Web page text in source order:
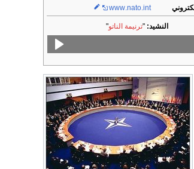
www.nato.int
النشيد: "ترنيمة الناتو"